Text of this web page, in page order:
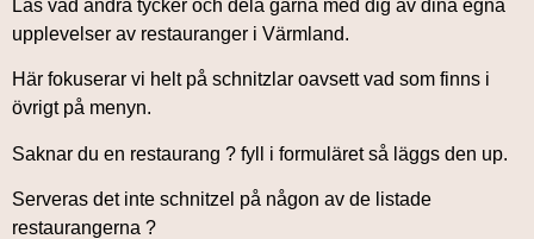
Läs vad andra tycker och dela gärna med dig av dina egna
upplevelser av restauranger i Värmland.
Här fokuserar vi helt på schnitzlar oavsett vad som finns i
övrigt på menyn.
Saknar du en restaurang ? fyll i formuläret så läggs den up.
Serveras det inte schnitzel på någon av de listade
restaurangerna ?